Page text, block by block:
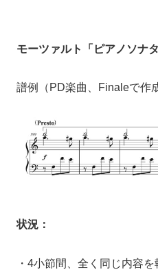
モーツァルト「ピアノソナ
譜例（PD楽曲、Finaleで作
状況：
・4小節間、全く同じ内容